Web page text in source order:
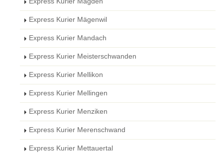
Express Kurier Mägenwil
Express Kurier Mandach
Express Kurier Meisterschwanden
Express Kurier Mellikon
Express Kurier Mellingen
Express Kurier Menziken
Express Kurier Merenschwand
Express Kurier Mettauertal